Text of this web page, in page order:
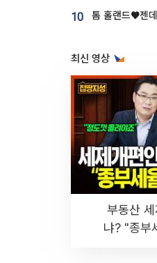
10
최신 영상
부동산
냐? "종부